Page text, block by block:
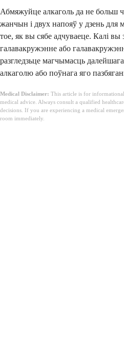
Абмяжуйце алкаголь да не больш
жанчын і двух напояў у дзень для
тое, як вы сябе адчуваеце. Калі
галавакружэнне або
разгледзьце магчымасць
алкаголю або поўнага яго
Medical Disclaimer: This article is for
medical advice. Always consult a qualified
decisions. If you are experiencing a medical
room immediately.